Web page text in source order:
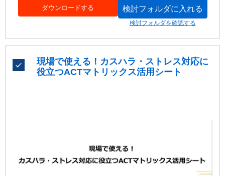
ダウンロードする 検討フォルダに入れる
検討フォルダを確認する
現場で使える！カスハラ・ストレス対応に
役立つACTマトリックス活用シート